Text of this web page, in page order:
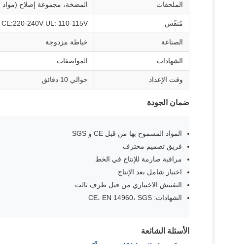
الملحقات المضخة، مجموعة إصلاح (مواد
مُنفّس CE:220-240V UL: 110-115V
الصناعة خياطة مزدوجة
الشهادات المواصفات:
وقت الإعداد حوالي 10 دقائق
ضمان الجودة
المواد المسموح بها من قبل CE و SGS
فريق تصميم محترف
مراقبة صارمة للإنتاج في الخط
اختبار شامل بعد الإنتاج
التفتيش الاختياري من قبل طرف ثالث
الشهادات: CE، EN 14960، SGS
الأسئلة الشائعة